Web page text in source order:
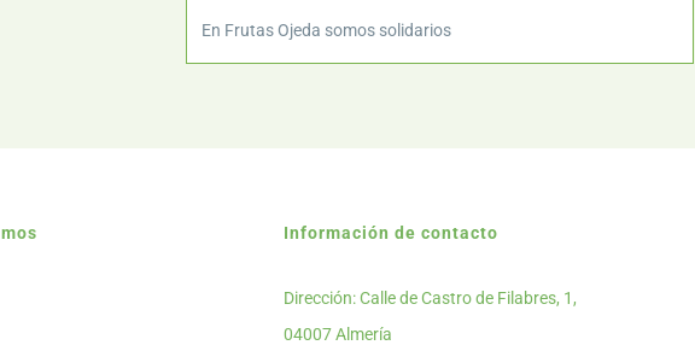
En Frutas Ojeda somos solidarios
Información de contacto
Dirección: Calle de Castro de Filabres, 1,
04007 Almería